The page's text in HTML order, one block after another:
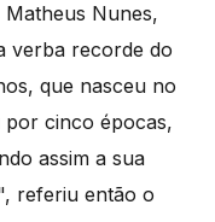
Nunes,
verba recorde do
que nasceu no
por cinco épocas,
assim a sua
referiu então o